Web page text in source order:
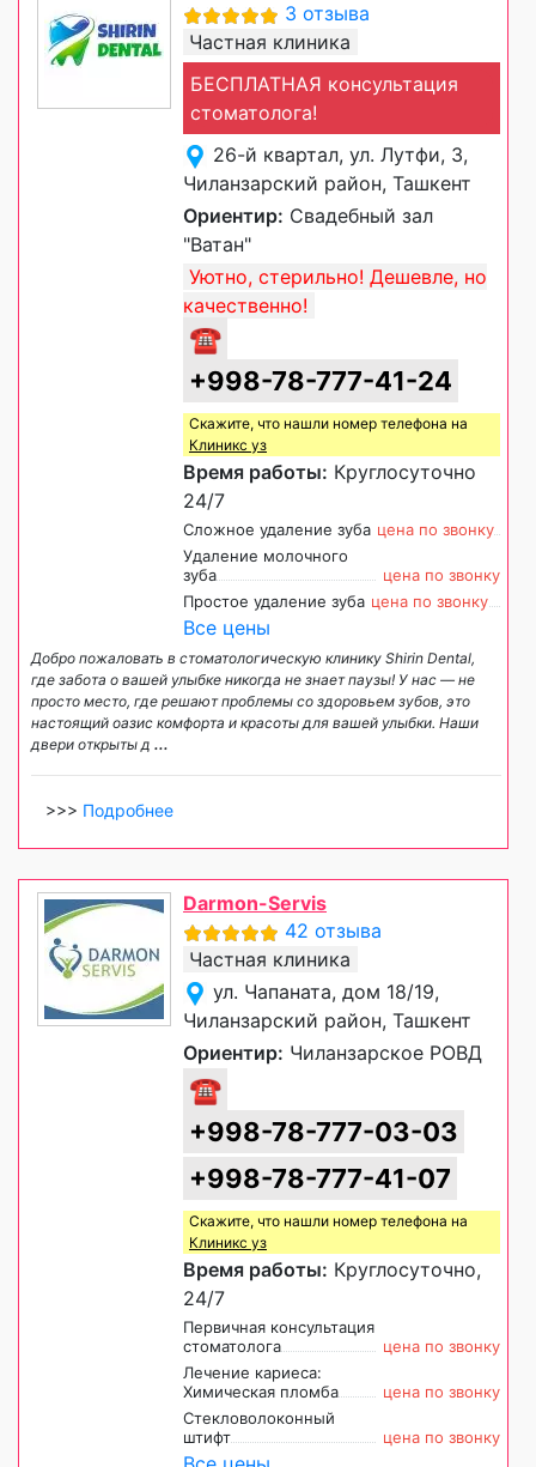
3 отзыва
Частная клиника
БЕСПЛАТНАЯ консультация
стоматолога!
26-й квартал, ул. Лутфи, 3,
Чиланзарский район, Ташкент
Ориентир: Свадебный зал
"Ватан"
Уютно, стерильно! Дешевле, но
качественно!
☎
+998-78-777-41-24
Скажите, что нашли номер телефона на
Клиникс уз
Время работы: Круглосуточно
24/7
Сложное удаление зуба цена по звонку
Удаление молочного
зуба
цена по звонку
Простое удаление зуба цена по звонку
Все цены
Добро пожаловать в стоматологическую клинику Shirin Dental,
где забота о вашей улыбке никогда не знает паузы! У нас — не
просто место, где решают проблемы со здоровьем зубов, это
настоящий оазис комфорта и красоты для вашей улыбки. Наши
двери открыты д ...
>>> Подробнее
Darmon-Servis
42 отзыва
Частная клиника
ул. Чапаната, дом 18/19,
Чиланзарский район, Ташкент
Ориентир: Чиланзарское РОВД
☎
+998-78-777-03-03
+998-78-777-41-07
Скажите, что нашли номер телефона на
Клиникс уз
Время работы: Круглосуточно,
24/7
Первичная консультация
стоматолога
цена по звонку
Лечение кариеса:
Химическая пломба
цена по звонку
Стекловолоконный
штифт
цена по звонку